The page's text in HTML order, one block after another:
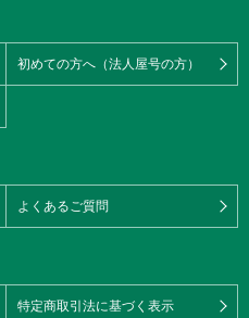
初めての方へ（法人屋号の方）
よくあるご質問
特定商取引法に基づく表示